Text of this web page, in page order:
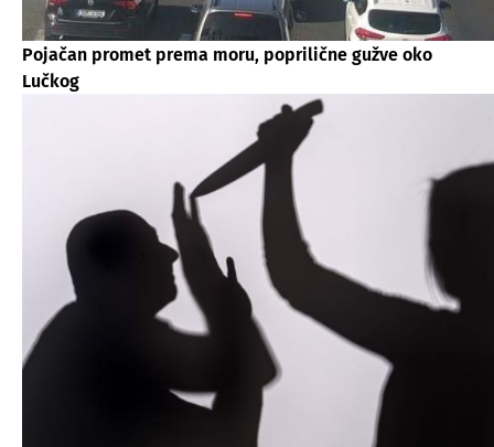
Pojačan promet prema moru, poprilične gužve oko
Lučkog